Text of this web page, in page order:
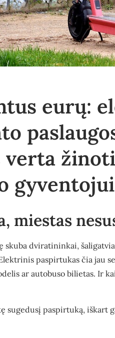
eurų:
verta žinoti
gyventojui
miestas
skuba dviratininkai,
paspirtukas čia jau
ar autobuso bilietas. Ir
sugedusį paspirtuką, iškart